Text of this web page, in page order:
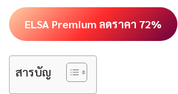
ELSA Premium ลดราคา 72%
สารบัญ